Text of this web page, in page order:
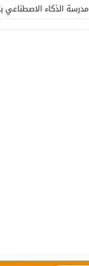
مدرسة الذكاء الاصطناعي